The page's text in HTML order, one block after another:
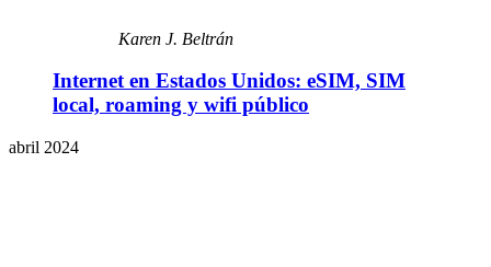
Karen J. Beltrán
Internet en Estados Unidos: eSIM, SIM
local, roaming y wifi público
abril 2024